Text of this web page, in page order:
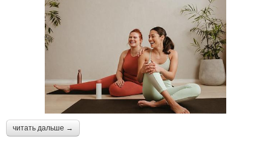
читать дальше →